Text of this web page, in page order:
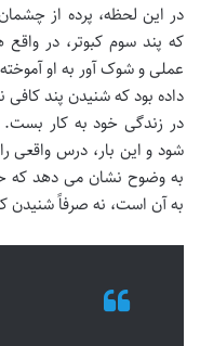
در این لحظه، پرده از
که پند سوم کبوتر، در
عملی و شوک آور به او
داده بود که شنیدن پند
در زندگی خود به کار
شود و این بار، درس واقعی
به وضوح نشان می دهد که
به آن است، نه صرفاً شنیدن